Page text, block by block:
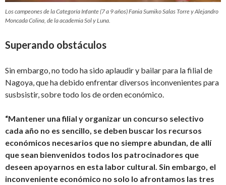
Los campeones de la Categoría Infante (7 a 9 años) Fania Sumiko Salas Torre y Alejandro
Moncada Colina, de la academia Sol y Luna.
Superando obstáculos
Sin embargo, no todo ha sido aplaudir y bailar para la filial de
Nagoya, que ha debido enfrentar diversos inconvenientes para
susbsistir, sobre todo los de orden económico.
“Mantener una filial y organizar un concurso selectivo
cada año no es sencillo, se deben buscar los recursos
económicos necesarios que no siempre abundan, de allí
que sean bienvenidos todos los patrocinadores que
deseen apoyarnos en esta labor cultural. Sin embargo, el
inconveniente económico no solo lo afrontamos las tres